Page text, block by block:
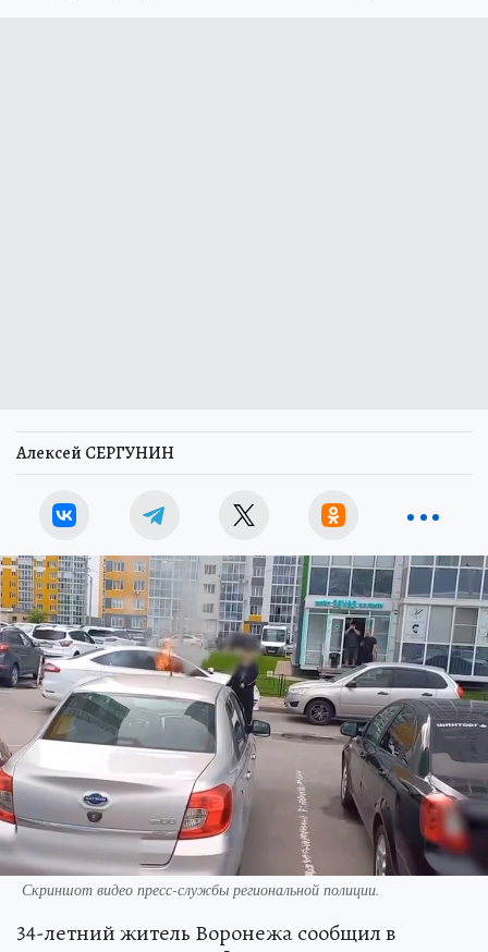
Алексей СЕРГУНИН
Скриншот видео пресс-службы региональной полиции.
34-летний житель Воронежа сообщил в